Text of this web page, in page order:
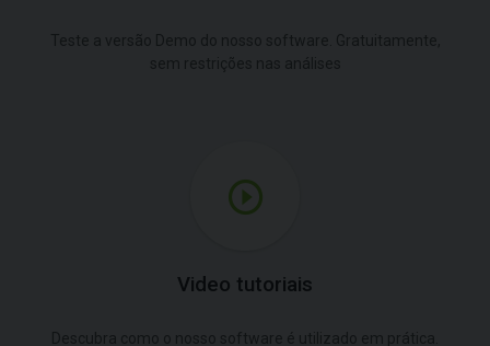
Video tutoriais